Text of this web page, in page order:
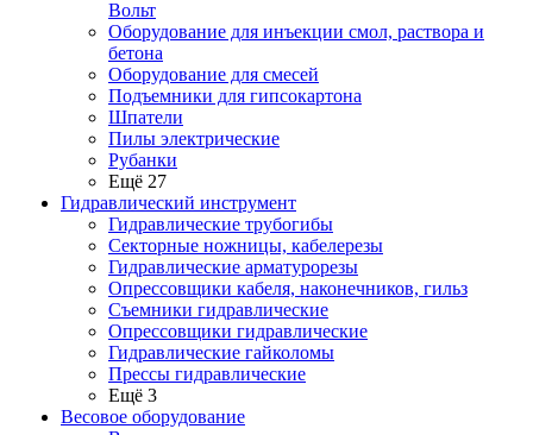
Вольт
Оборудование для инъекции смол, раствора и
бетона
Оборудование для смесей
Подъемники для гипсокартона
Шпатели
Пилы электрические
Рубанки
Ещё 27
Гидравлический инструмент
Гидравлические трубогибы
Секторные ножницы, кабелерезы
Гидравлические арматурорезы
Опрессовщики кабеля, наконечников, гильз
Съемники гидравлические
Опрессовщики гидравлические
Гидравлические гайколомы
Прессы гидравлические
Ещё 3
Весовое оборудование